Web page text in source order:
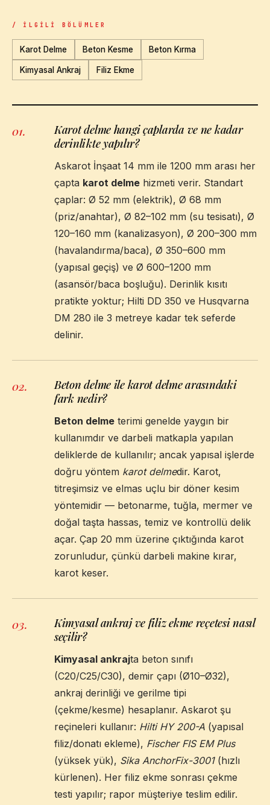
/ İLGILI BÖLÜMLER
Karot Delme Beton Kesme Beton Kırma
Kimyasal Ankraj Filiz Ekme
01.
Karot delme hangi çaplarda ve ne kadar
derinlikte yapılır?
Askarot İnşaat 14 mm ile 1200 mm arası her
çapta karot delme hizmeti verir. Standart
çaplar: Ø 52 mm (elektrik), Ø 68 mm
(priz/anahtar), Ø 82–102 mm (su tesisatı), Ø
120–160 mm (kanalizasyon), Ø 200–300 mm
(havalandırma/baca), Ø 350–600 mm
(yapısal geçiş) ve Ø 600–1200 mm
(asansör/baca boşluğu). Derinlik kısıtı
pratikte yoktur; Hilti DD 350 ve Husqvarna
DM 280 ile 3 metreye kadar tek seferde
delinir.
02.
Beton delme ile karot delme arasındaki
fark nedir?
Beton delme terimi genelde yaygın bir
kullanımdır ve darbeli matkapla yapılan
deliklerde de kullanılır; ancak yapısal işlerde
doğru yöntem karot delmedir. Karot,
titreşimsiz ve elmas uçlu bir döner kesim
yöntemidir — betonarme, tuğla, mermer ve
doğal taşta hassas, temiz ve kontrollü delik
açar. Çap 20 mm üzerine çıktığında karot
zorunludur, çünkü darbeli makine kırar,
karot keser.
03.
Kimyasal ankraj ve filiz ekme reçetesi nasıl
seçilir?
Kimyasal ankrajta beton sınıfı
(C20/C25/C30), demir çapı (Ø10–Ø32),
ankraj derinliği ve gerilme tipi
(çekme/kesme) hesaplanır. Askarot şu
reçineleri kullanır: Hilti HY 200-A (yapısal
filiz/donatı ekleme), Fischer FIS EM Plus
(yüksek yük), Sika AnchorFix-3001(hızlı
kürlenen). Her filiz ekme sonrası çekme
testi yapılır; rapor müşteriye teslim edilir.